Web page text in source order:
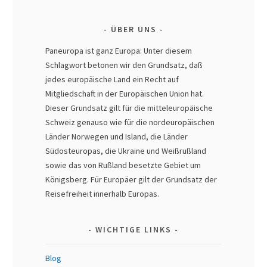
ÜBER UNS
Paneuropa ist ganz Europa: Unter diesem
Schlagwort betonen wir den Grundsatz, daß
jedes europäische Land ein Recht auf
Mitgliedschaft in der Europäischen Union hat.
Dieser Grundsatz gilt für die mitteleuropäische
Schweiz genauso wie für die nordeuropäischen
Länder Norwegen und Island, die Länder
Südosteuropas, die Ukraine und Weißrußland
sowie das von Rußland besetzte Gebiet um
Königsberg. Für Europäer gilt der Grundsatz der
Reisefreiheit innerhalb Europas.
WICHTIGE LINKS
Blog